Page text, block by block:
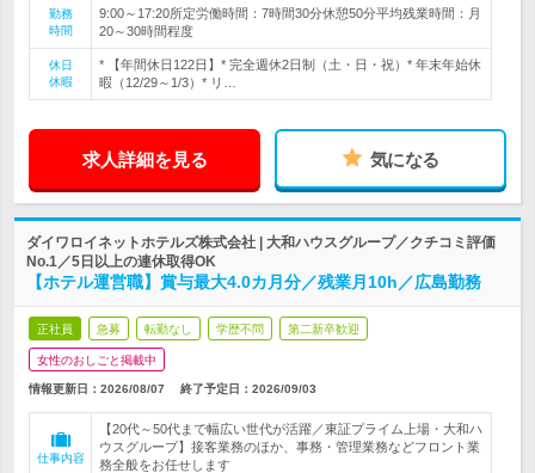
勤務
時間
9:00～17:20所定労働時間：7時間30分休憩50分平均残業時間：月
20～30時間程度
休日
休暇
* 【年間休日122日】* 完全週休2日制（土・日・祝）* 年末年始休
暇（12/29～1/3）* リ…
求人詳細を見る 気になる
ダイワロイネットホテルズ株式会社 | 大和ハウスグループ／クチコミ評価
No.1／5日以上の連休取得OK
【ホテル運営職】賞与最大4.0カ月分／残業月10h／広島勤務
正社員 急募 転勤なし 学歴不問 第二新卒歓迎
女性のおしごと掲載中
情報更新日：2026/08/07 終了予定日： 2026/09/03
仕事内容
【20代～50代まで幅広い世代が活躍／東証プライム上場・大和ハ
ウスグループ】接客業務のほか、事務・管理業務などフロント業
務全般をお任せします